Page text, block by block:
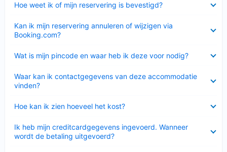
Hoe weet ik of mijn reservering is bevestigd?
Kan ik mijn reservering annuleren of wijzigen via
Booking.com?
Wat is mijn pincode en waar heb ik deze voor nodig?
Waar kan ik contactgegevens van deze accommodatie
vinden?
Hoe kan ik zien hoeveel het kost?
Ik heb mijn creditcardgegevens ingevoerd. Wanneer
wordt de betaling uitgevoerd?